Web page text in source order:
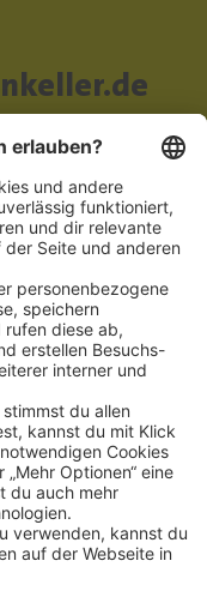
Versandkosten und ggf.